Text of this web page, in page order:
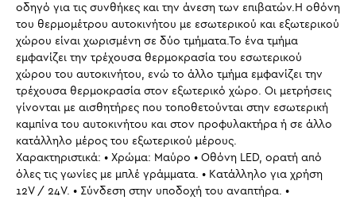
οδηγό για τις συνθήκες και την άνεση των επιβατών.Η οθόνη
του θερμομέτρου αυτοκινήτου με εσωτερικού και εξωτερικού
χώρου είναι χωρισμένη σε δύο τμήματα.Το ένα τμήμα
εμφανίζει την τρέχουσα θερμοκρασία του εσωτερικού
χώρου του αυτοκινήτου, ενώ το άλλο τμήμα εμφανίζει την
τρέχουσα θερμοκρασία στον εξωτερικό χώρο. Οι μετρήσεις
γίνονται με αισθητήρες που τοποθετούνται στην εσωτερική
καμπίνα του αυτοκινήτου και στον προφυλακτήρα ή σε άλλο
κατάλληλο μέρος του εξωτερικού μέρους.
Χαρακτηριστικά: • Χρώμα: Μαύρο • Οθόνη LED, ορατή από
όλες τις γωνίες με μπλέ γράμματα. • Κατάλληλο για χρήση
12V / 24V. • Σύνδεση στην υποδοχή του αναπτήρα. •